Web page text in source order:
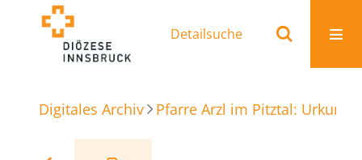
Detailsuche
Digitales Archiv Pfarre Arzl im Pitztal: